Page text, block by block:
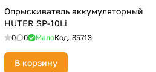
Опрыскиватель аккумуляторный
HUTER SP-10Li
0 0 МалоКод. 85713
В корзину